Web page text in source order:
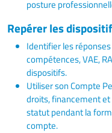
posture
Repérer les
Identifier les
compétences, VAE,
dispositifs.
Utiliser son Compte
droits, financement
statut pendant la
compte.